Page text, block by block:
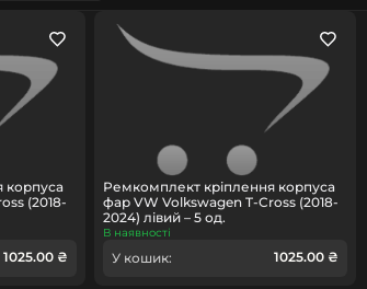
корпуса
(2018-
1025.00 ₴
Ремкомплект кріплення корпуса
фар VW Volkswagen T-Cross (2018-
2024) лівий – 5 од.
В наявності
У кошик: 1025.00 ₴